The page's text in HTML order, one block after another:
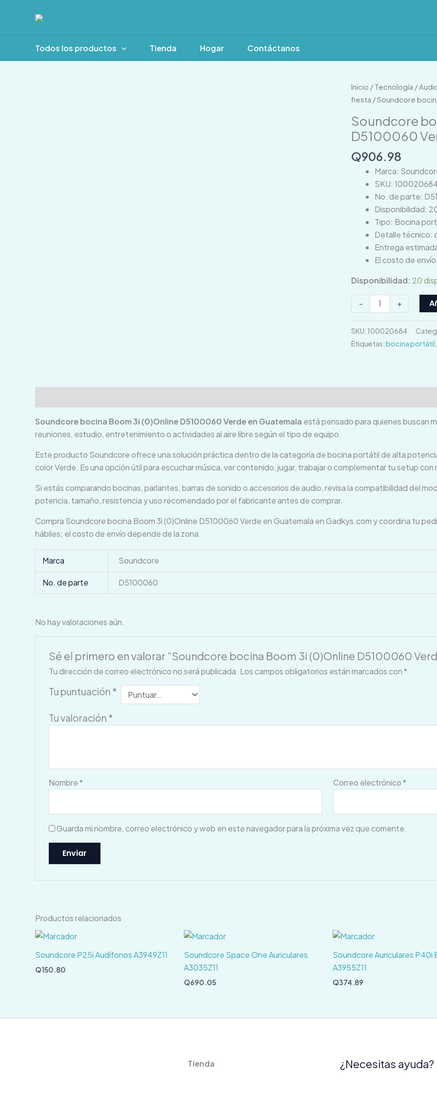
Todos los productos
Tienda Hogar Contáctanos
Inicio / Tecnología /
fiesta / Soundcore
Soundcore
D5100060
Q906.98
Marca:
SKU:
No. de parte:
Disponibilidad:
Tipo: Bocina
Detalle técnico:
Entrega
El costo de
Disponibilidad: 20
-
Soundcore
bocina
3i
(0)Online
Verde
cantidad
+
SKU: 100020684
Etiquetas:bocina portátil
Soundcore bocina Boom 3i (0)Online D5100060 Verde en Guatemala está pensado para quienes buscan
reuniones, estudio, entretenimiento o actividades al aire libre según el tipo de equipo.
Este producto Soundcore ofrece una solución práctica dentro de la categoría de bocina portátil de alta
color Verde. Es una opción útil para escuchar música, ver contenido, jugar, trabajar o complementar tu setup con
Si estás comparando bocinas, parlantes, barras de sonido o accesorios de audio, revisa la compatibilidad del
potencia, tamaño, resistencia y uso recomendado por el fabricante antes de comprar.
Compra Soundcore bocina Boom 3i (0)Online D5100060 Verde en Guatemala en Gadkys.com y coordina tu
hábiles; el costo de envío depende de la zona.
Marca Soundcore
No. de parte D5100060
No hay valoraciones aún.
Sé el primero en valorar “Soundcore bocina Boom 3i (0)Online D5100060
Tu dirección de correo electrónico no será publicada. Los campos obligatorios están marcados con*
Tu puntuación *
Tu valoración *
Nombre* Correo electrónico*
Guarda mi nombre, correo electrónico y web en este navegador para la próxima vez que comente.
Productos relacionados
Soundcore P25i Audífonos A3949Z11
Q150.80
Soundcore Space One Auriculares
A3035Z11
Q690.05
Soundcore Auriculares P40i
A3955Z11
Q374.89
Tienda ¿Necesitas ayuda?